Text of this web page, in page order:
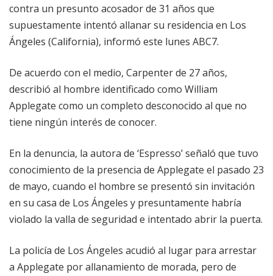
contra un presunto acosador de 31 años que
supuestamente intentó allanar su residencia en Los
Ángeles (California), informó este lunes ABC7.
De acuerdo con el medio, Carpenter de 27 años,
describió al hombre identificado como William
Applegate como un completo desconocido al que no
tiene ningún interés de conocer.
En la denuncia, la autora de ‘Espresso’ señaló que tuvo
conocimiento de la presencia de Applegate el pasado 23
de mayo, cuando el hombre se presentó sin invitación
en su casa de Los Ángeles y presuntamente habría
violado la valla de seguridad e intentado abrir la puerta.
La policía de Los Ángeles acudió al lugar para arrestar
a Applegate por allanamiento de morada, pero de